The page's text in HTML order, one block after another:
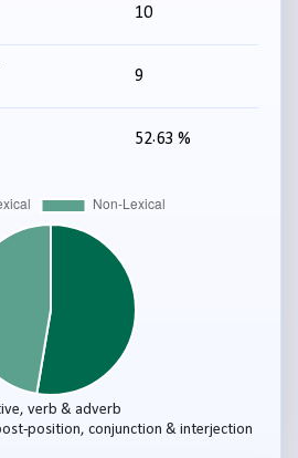
10
9
52.63 %
verb & adverb
position, conjunction & interjection